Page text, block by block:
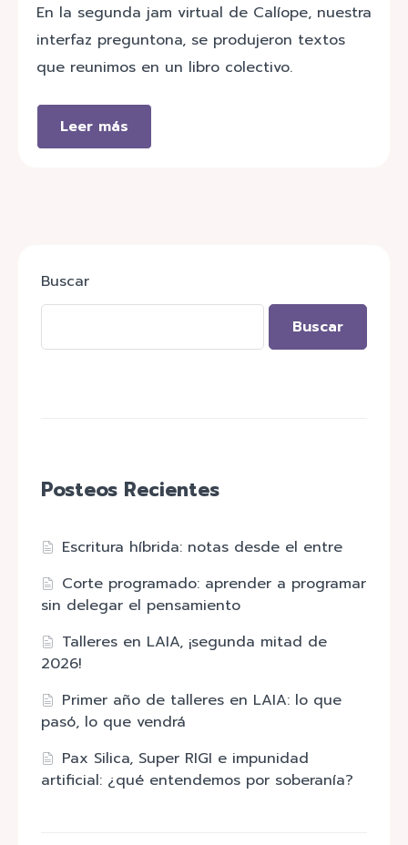
En la segunda jam virtual de Calíope, nuestra
interfaz preguntona, se produjeron textos
que reunimos en un libro colectivo.
Leer más
Buscar
Buscar
Posteos Recientes
Escritura híbrida: notas desde el entre
Corte programado: aprender a programar
sin delegar el pensamiento
Talleres en LAIA, ¡segunda mitad de
2026!
Primer año de talleres en LAIA: lo que
pasó, lo que vendrá
Pax Silica, Super RIGI e impunidad
artificial: ¿qué entendemos por soberanía?